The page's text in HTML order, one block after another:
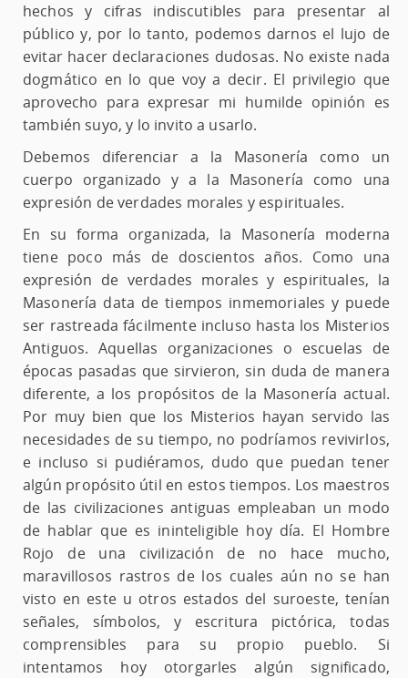
hechos y cifras indiscutibles para presentar al
público y, por lo tanto, podemos darnos el lujo de
evitar hacer declaraciones dudosas. No existe nada
dogmático en lo que voy a decir. El privilegio que
aprovecho para expresar mi humilde opinión es
también suyo, y lo invito a usarlo.
Debemos diferenciar a la Masonería como un
cuerpo organizado y a la Masonería como una
expresión de verdades morales y espirituales.
En su forma organizada, la Masonería moderna
tiene poco más de doscientos años. Como una
expresión de verdades morales y espirituales, la
Masonería data de tiempos inmemoriales y puede
ser rastreada fácilmente incluso hasta los Misterios
Antiguos. Aquellas organizaciones o escuelas de
épocas pasadas que sirvieron, sin duda de manera
diferente, a los propósitos de la Masonería actual.
Por muy bien que los Misterios hayan servido las
necesidades de su tiempo, no podríamos revivirlos,
e incluso si pudiéramos, dudo que puedan tener
algún propósito útil en estos tiempos. Los maestros
de las civilizaciones antiguas empleaban un modo
de hablar que es ininteligible hoy día. El Hombre
Rojo de una civilización de no hace mucho,
maravillosos rastros de los cuales aún no se han
visto en este u otros estados del suroeste, tenían
señales, símbolos, y escritura pictórica, todas
comprensibles para su propio pueblo. Si
intentamos hoy otorgarles algún significado,